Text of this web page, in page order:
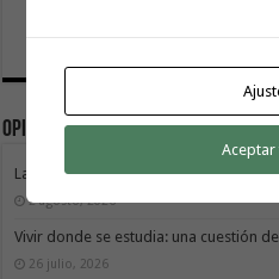
Opinión
La Gomera transforma su modelo
2 agosto, 2026
Vivir donde se estudia: una cuestión
26 julio, 2026